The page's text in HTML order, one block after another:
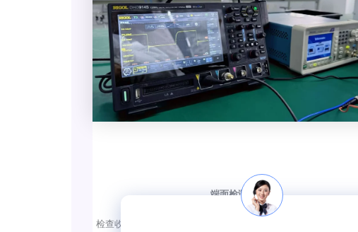
端面检测
检查收发器的端面并保持其清洁，以实现更稳定的数据传输、更优